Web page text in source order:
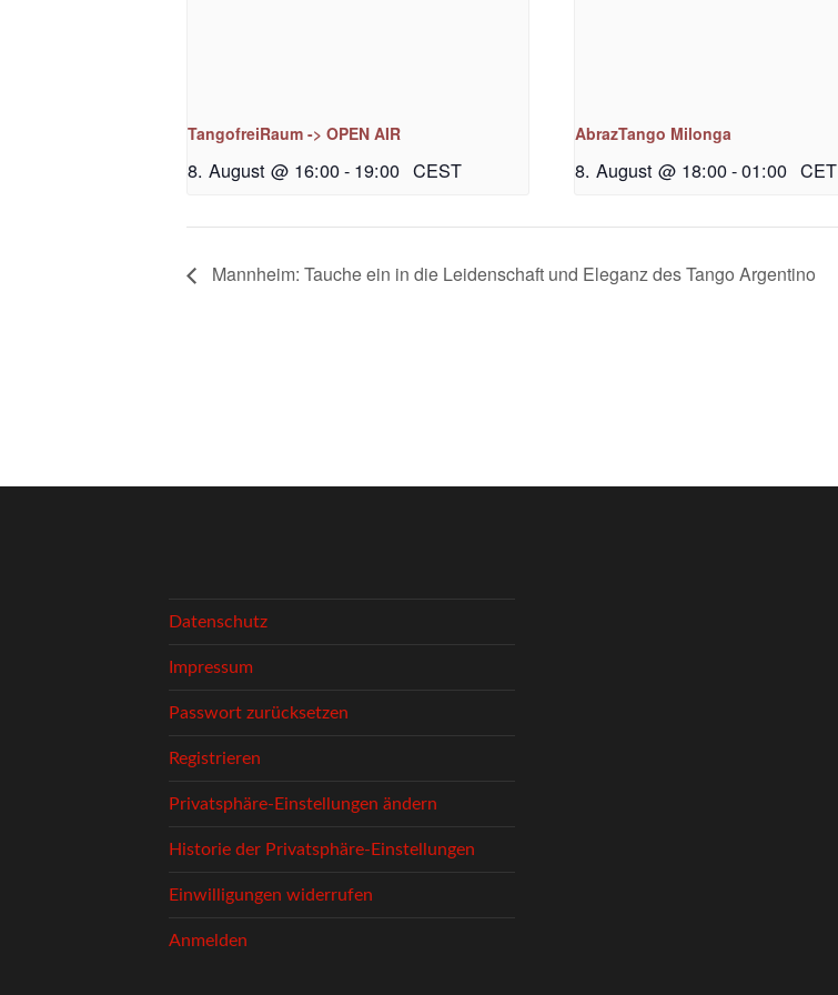
TangofreiRaum -> OPEN AIR
8. August @ 16:00- 19:00 CEST
AbrazTango Milonga
8. August @ 18:00-01:00 CET
Mannheim: Tauche ein in die Leidenschaft und Eleganz des Tango Argentino
Datenschutz
Impressum
Passwort zurücksetzen
Registrieren
Privatsphäre-Einstellungen ändern
Historie der Privatsphäre-Einstellungen
Einwilligungen widerrufen
Anmelden